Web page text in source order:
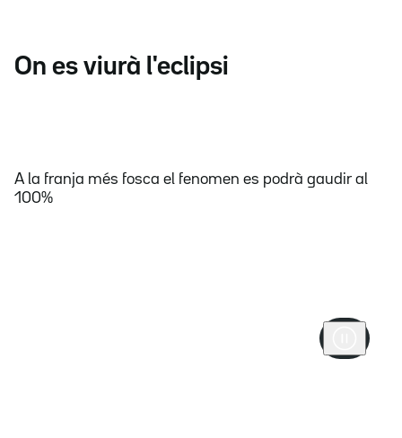
On es viurà l'eclipsi
A la franja més fosca el fenomen es podrà gaudir al
100%